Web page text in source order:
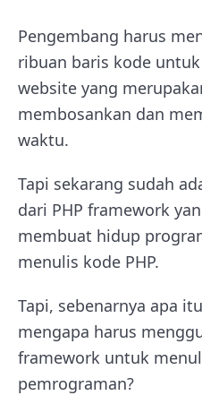
Pengembang harus
ribuan baris kode
website yang
membosankan dan
waktu.
Tapi sekarang sudah
dari PHP framework
membuat hidup
menulis kode PHP.
Tapi, sebenarnya apa
mengapa harus
framework untuk
pemrograman?